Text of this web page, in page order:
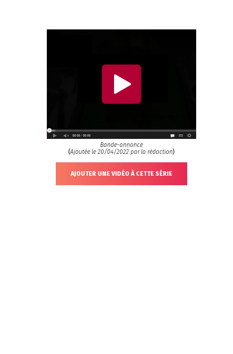
Bande-annonce
(Ajoutée le 20/04/2022 par la rédaction)
AJOUTER UNE VIDÉO À CETTE SÉRIE